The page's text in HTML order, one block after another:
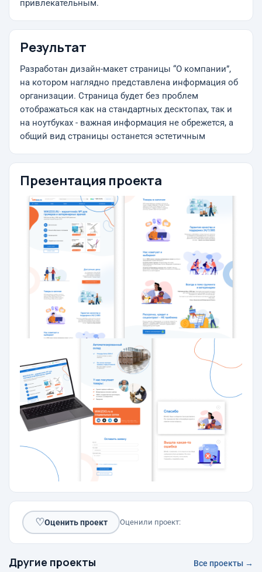
привлекательным.
Результат
Разработан дизайн-макет страницы “О компании”,
на котором наглядно представлена информация об
организации. Страница будет без проблем
отображаться как на стандартных десктопах, так и
на ноутбуках - важная информация не обрежется, а
общий вид страницы останется эстетичным
Презентация проекта
♡Оценить проект Оценили проект:
Другие проекты Все проекты →